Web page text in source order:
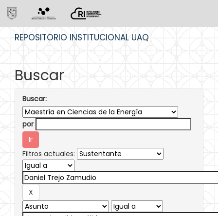
REPOSITORIO INSTITUCIONAL UAQ
Buscar
Buscar:
por
Filtros actuales: